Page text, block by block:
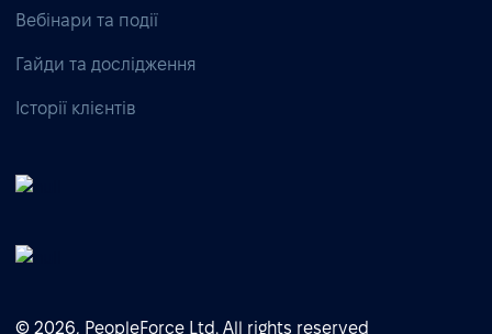
Вебінари та події
Гайди та дослідження
Історії клієнтів
© 2026, PeopleForce Ltd. All rights reserved